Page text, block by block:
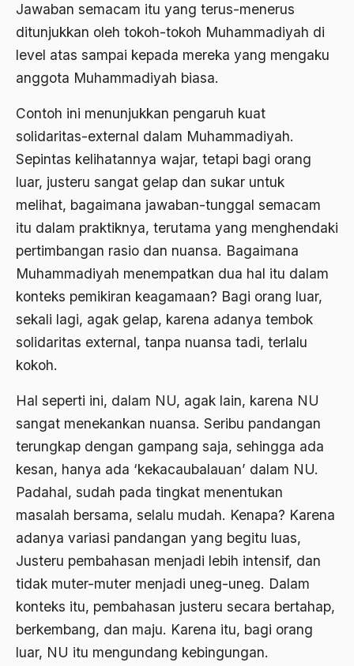
Jawaban semacam itu yang terus-menerus
ditunjukkan oleh tokoh-tokoh Muhammadiyah di
level atas sampai kepada mereka yang mengaku
anggota Muhammadiyah biasa.
Contoh ini menunjukkan pengaruh kuat
solidaritas-external dalam Muhammadiyah.
Sepintas kelihatannya wajar, tetapi bagi orang
luar, justeru sangat gelap dan sukar untuk
melihat, bagaimana jawaban-tunggal semacam
itu dalam praktiknya, terutama yang menghendaki
pertimbangan rasio dan nuansa. Bagaimana
Muhammadiyah menempatkan dua hal itu dalam
konteks pemikiran keagamaan? Bagi orang luar,
sekali lagi, agak gelap, karena adanya tembok
solidaritas external, tanpa nuansa tadi, terlalu
kokoh.
Hal seperti ini, dalam NU, agak lain, karena NU
sangat menekankan nuansa. Seribu pandangan
terungkap dengan gampang saja, sehingga ada
kesan, hanya ada ‘kekacaubalauan’ dalam NU.
Padahal, sudah pada tingkat menentukan
masalah bersama, selalu mudah. Kenapa? Karena
adanya variasi pandangan yang begitu luas,
Justeru pembahasan menjadi lebih intensif, dan
tidak muter-muter menjadi uneg-uneg. Dalam
konteks itu, pembahasan justeru secara bertahap,
berkembang, dan maju. Karena itu, bagi orang
luar, NU itu mengundang kebingungan.
Ahmad Dhani
Ahmad Hasan Rurbi
Ahmad Khomeini
Ahmad Syafi’i Ma’arif
ahmad wahib
Ahmad Wahid
Ahmadiyah
AIDS
Airport
Airport Changi
Airport Noto Hadi Negoro
Ajaran Agama Islam
Ajaran Islam
ajaran kemasyarakatan
Ajengan SIngaparna
Akademi Betawi
Akademi Jakarta
Akbar tanjung
akhlak
Akhlaq